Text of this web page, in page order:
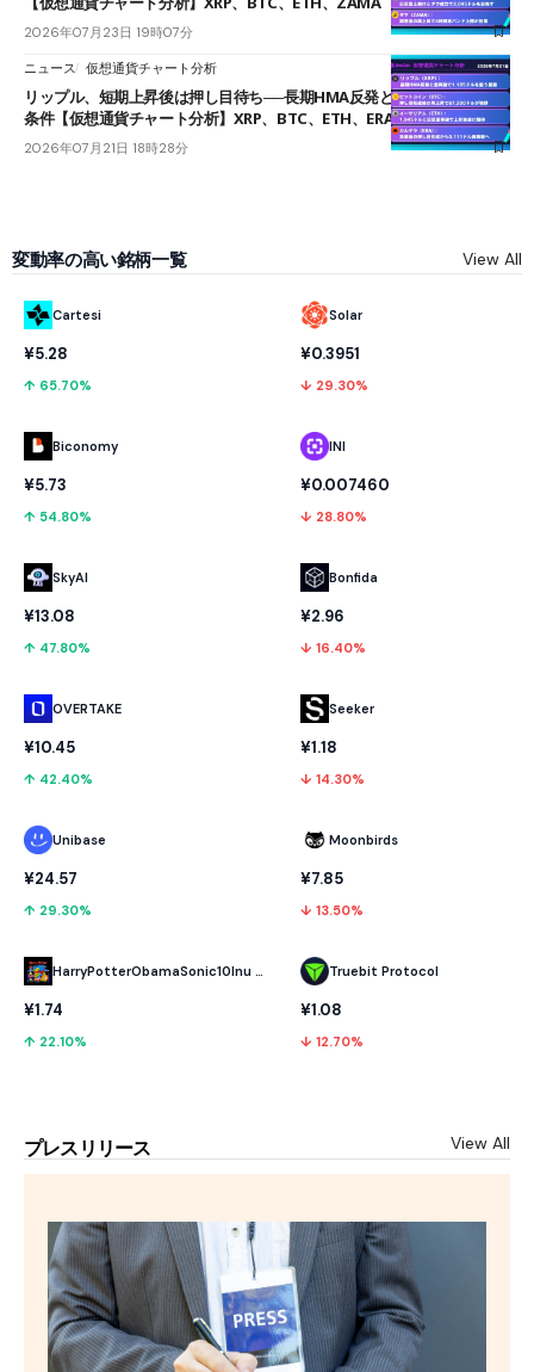
2026年07月23日 19時07分
ニュース 仮想通貨チャート分析
リップル、短期上昇後は押し目待ち──長期HMA反発と雲上抜けが買い
条件【仮想通貨チャート分析】XRP、BTC、ETH、ERA
2026年07月21日 18時28分
変動率の高い銘柄一覧 View All
Cartesi
¥5.28
↑ 65.70%
Biconomy
¥5.73
↑ 54.80%
SkyAI
¥13.08
↑ 47.80%
OVERTAKE
¥10.45
↑ 42.40%
Unibase
¥24.57
↑ 29.30%
HarryPotterObamaSonic10Inu (ETH)
¥1.74
↑ 22.10%
Solar
¥0.3951
↓ 29.30%
INI
¥0.007460
↓ 28.80%
Bonfida
¥2.96
↓ 16.40%
Seeker
¥1.18
↓ 14.30%
Moonbirds
¥7.85
↓ 13.50%
Truebit Protocol
¥1.08
↓ 12.70%
プレスリリース View All